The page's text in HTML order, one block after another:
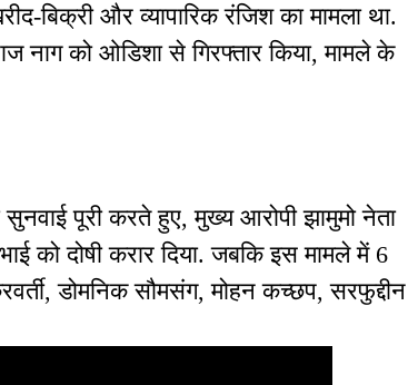
बिक्री और व्यापारिक रंजिश का मामला था.
नाग को ओडिशा से गिरफ्तार किया, मामले के
पूरी करते हुए, मुख्य आरोपी झामुमो नेता
को दोषी करार दिया. जबकि इस मामले में 6
डोमनिक सौमसंग, मोहन कच्छप, सरफुद्दीन